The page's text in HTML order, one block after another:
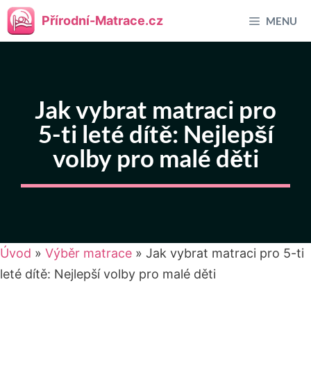
Přeskočit
na
Přírodní-Matrace.cz MENU
Jak vybrat matraci pro
5-ti leté dítě: Nejlepší
volby pro malé děti
Úvod » Výběr matrace » Jak vybrat matraci pro 5-ti
leté dítě: Nejlepší volby pro malé děti